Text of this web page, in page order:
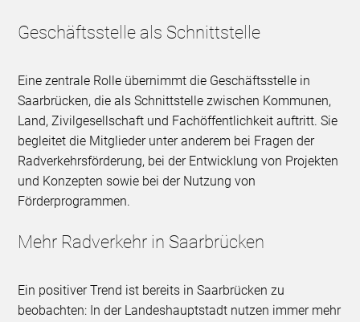
Geschäftsstelle als Schnittstelle
Eine zentrale Rolle übernimmt die Geschäftsstelle in
Saarbrücken, die als Schnittstelle zwischen Kommunen,
Land, Zivilgesellschaft und Fachöffentlichkeit auftritt. Sie
begleitet die Mitglieder unter anderem bei Fragen der
Radverkehrsförderung, bei der Entwicklung von Projekten
und Konzepten sowie bei der Nutzung von
Förderprogrammen.
Mehr Radverkehr in Saarbrücken
Ein positiver Trend ist bereits in Saarbrücken zu
beobachten: In der Landeshauptstadt nutzen immer mehr